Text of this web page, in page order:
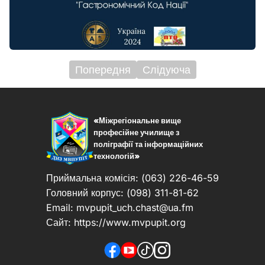
Навігація
записів
Попередня Слідуюча
«Міжрегіональне вище
професійне училище з
поліграфії та інформаційних
технологій»
Приймальна комісія: (063) 226-46-59
Головний корпус: (098) 311-81-62
Email: mvpupit_uch.chast@ua.fm
Сайт: https://www.mvpupit.org